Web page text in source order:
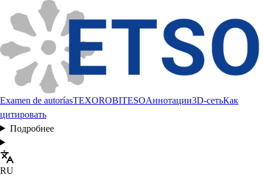
Examen de autoríasTEXOROBITESOАннотации3D-сетьКак
цитировать
Подробнее
RU